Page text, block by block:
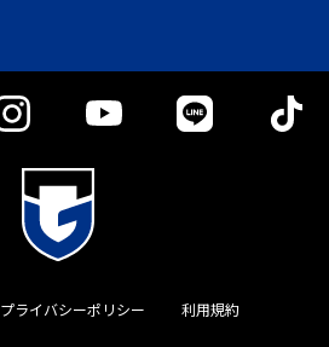
プライバシーポリシー 利用規約